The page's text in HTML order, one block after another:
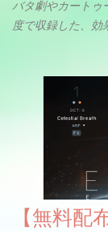
バタ劇やカートゥ
度で収録した、効
【無料